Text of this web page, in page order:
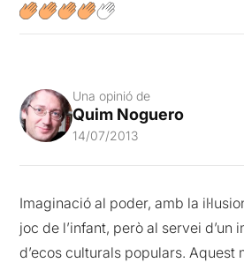
Una opinió de
Quim Noguero
14/07/2013
Imaginació al poder, amb la
joc de l’infant, però al servei
d’ecos culturals populars. Aquest